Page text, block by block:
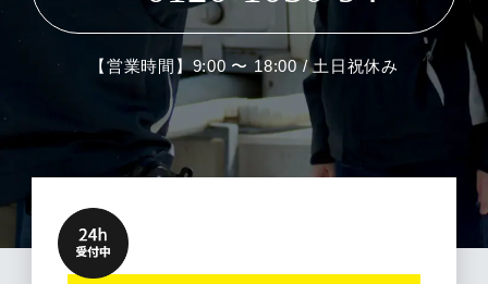
【営業時間】9:00 〜 18:00 / 土日祝休み